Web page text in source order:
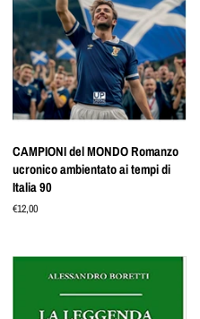
CAMPIONI del MONDO Romanzo
ucronico ambientato ai tempi di
Italia 90
Prezzo
€12,00